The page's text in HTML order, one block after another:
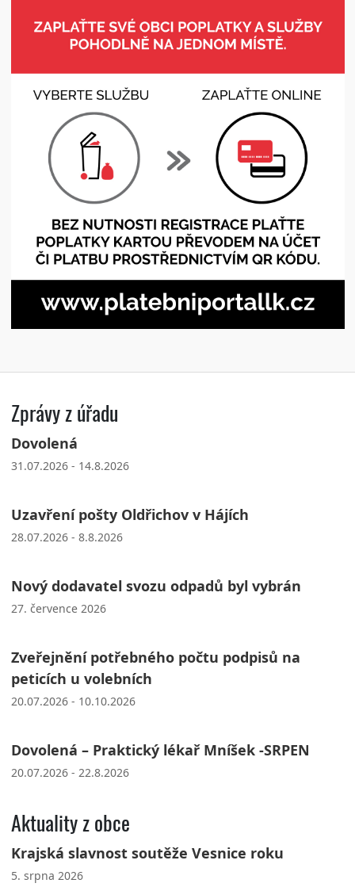
Zprávy z úřadu
Dovolená
31.07.2026 - 14.8.2026
Uzavření pošty Oldřichov v Hájích
28.07.2026 - 8.8.2026
Nový dodavatel svozu odpadů byl vybrán
27. července 2026
Zveřejnění potřebného počtu podpisů na
peticích u volebních
20.07.2026 - 10.10.2026
Dovolená – Praktický lékař Mníšek -SRPEN
20.07.2026 - 22.8.2026
Aktuality z obce
Krajská slavnost soutěže Vesnice roku
5. srpna 2026